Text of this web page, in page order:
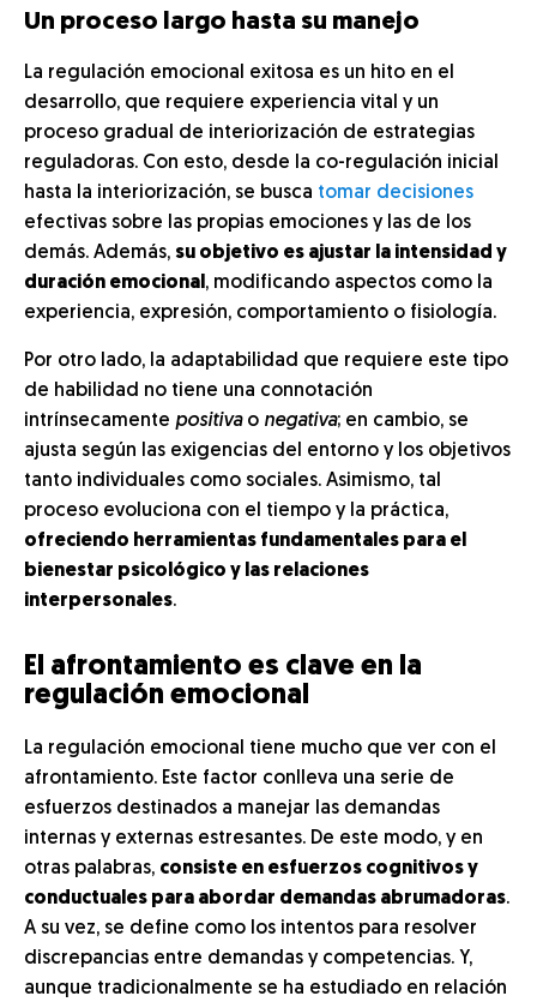
Un proceso largo hasta su manejo
La regulación emocional exitosa es un hito en el
desarrollo, que requiere experiencia vital y un
proceso gradual de interiorización de estrategias
reguladoras. Con esto, desde la co-regulación inicial
hasta la interiorización, se busca tomar decisiones
efectivas sobre las propias emociones y las de los
demás. Además, su objetivo es ajustar la intensidad y
duración emocional , modificando aspectos como la
experiencia, expresión, comportamiento o fisiología.
Por otro lado, la adaptabilidad que requiere este tipo
de habilidad no tiene una connotación
intrínsecamente positivao negativa; en cambio, se
ajusta según las exigencias del entorno y los objetivos
tanto individuales como sociales. Asimismo, tal
proceso evoluciona con el tiempo y la práctica,
ofreciendo herramientas fundamentales para el
bienestar psicológico y las relaciones
interpersonales.
El afrontamiento es clave en la
regulación emocional
La regulación emocional tiene mucho que ver con el
afrontamiento. Este factor conlleva una serie de
esfuerzos destinados a manejar las demandas
internas y externas estresantes. De este modo, y en
otras palabras, consiste en esfuerzos cognitivos y
conductuales para abordar demandas abrumadoras.
A su vez, se define como los intentos para resolver
discrepancias entre demandas y competencias. Y,
aunque tradicionalmente se ha estudiado en relación